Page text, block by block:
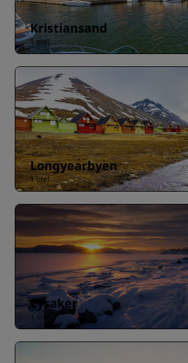
Kristiansand
1 otel
Longyearbyen
1 otel
Lysaker
1 otel